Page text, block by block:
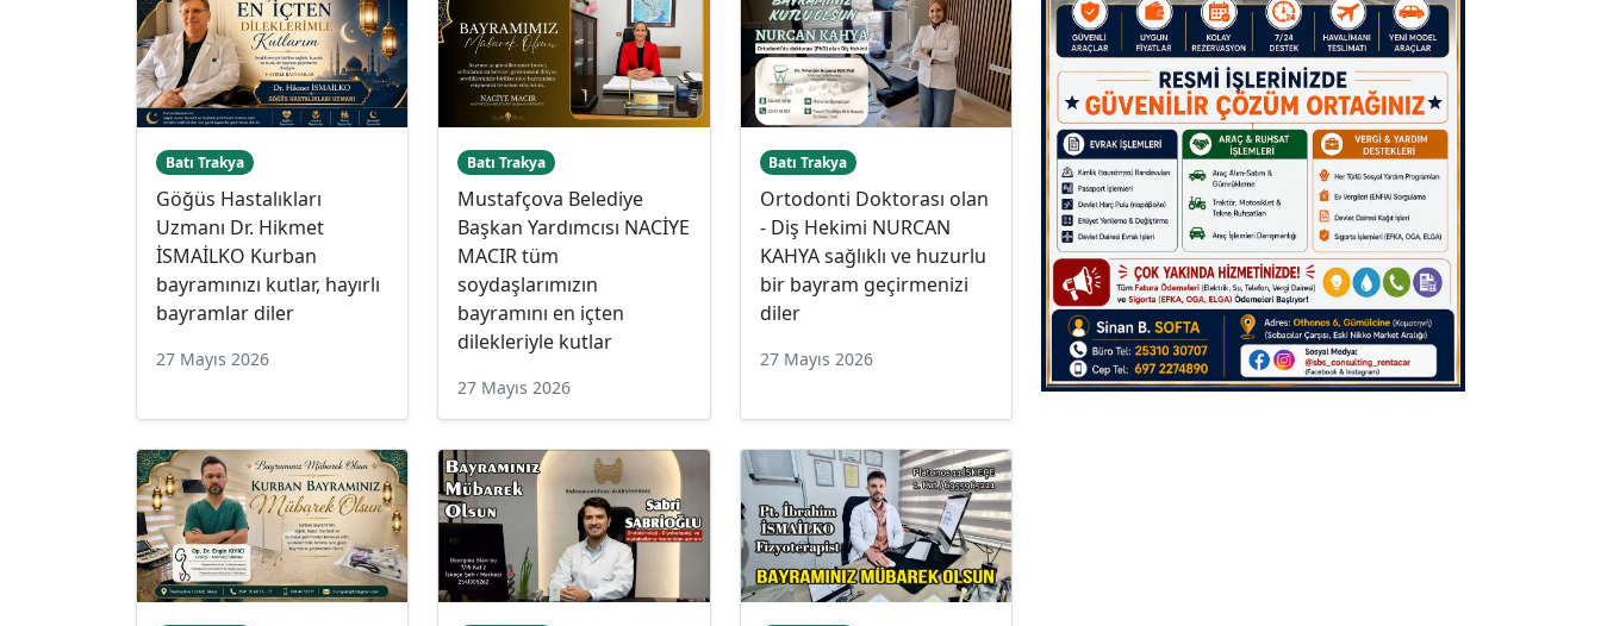
Batı Trakya
Göğüs Hastalıkları
Uzmanı Dr. Hikmet
İSMAİLKO Kurban
bayramınızı kutlar, hayırlı
bayramlar diler
27 Mayıs 2026
Batı Trakya
Mustafçova Belediye
Başkan Yardımcısı NACİYE
MACIR tüm
soydaşlarımızın
bayramını en içten
dilekleriyle kutlar
27 Mayıs 2026
Batı Trakya
Ortodonti Doktorası olan
- Diş Hekimi NURCAN
KAHYA sağlıklı ve huzurlu
bir bayram geçirmenizi
diler
27 Mayıs 2026